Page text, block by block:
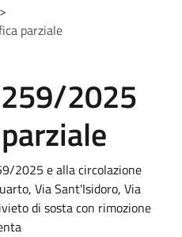
>
parziale
2025
2025 e alla circolazione
Via Sant'Isidoro, Via
di sosta con rimozione